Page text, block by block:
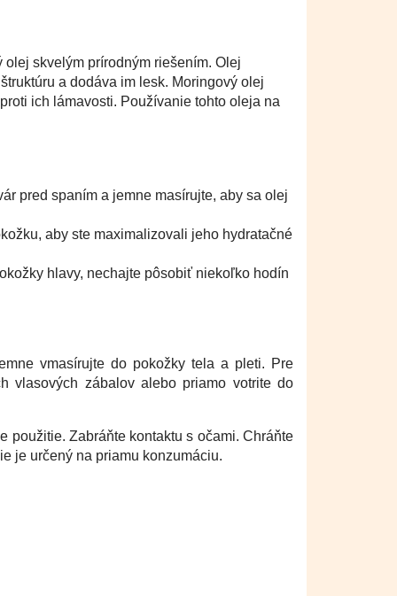
skvelým prírodným riešením. Olej
a dodáva im lesk. Moringový olej
ich lámavosti. Používanie tohto oleja na
pred spaním a jemne masírujte, aby sa olej
aby ste maximalizovali jeho hydratačné
hlavy, nechajte pôsobiť niekoľko hodín
vmasírujte do pokožky tela a pleti. Pre
vlasových zábalov alebo priamo votrite do
použitie. Zabráňte kontaktu s očami. Chráňte
je určený na priamu konzumáciu.